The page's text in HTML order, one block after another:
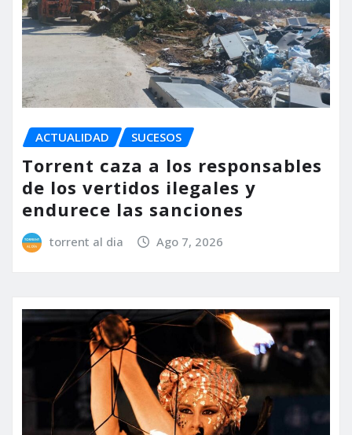
ACTUALIDAD SUCESOS
Torrent caza a los responsables
de los vertidos ilegales y
endurece las sanciones
torrent al dia Ago 7, 2026